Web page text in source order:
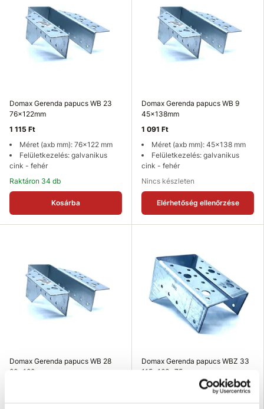
Domax Gerenda papucs WB 23
76x122mm
1 115 Ft
Méret (axb mm): 76x122 mm
Felületkezelés: galvanikus
cink - fehér
Raktáron 34 db
Kosárba
Domax Gerenda papucs WB 9
45x138mm
1 091 Ft
Méret (axb mm): 45x138 mm
Felületkezelés: galvanikus
cink - fehér
Nincs készleten
Elérhetőség ellenőrzése
Domax Gerenda papucs WB 28
80x180mm
Domax Gerenda papucs WBZ 33
115x163x75mm